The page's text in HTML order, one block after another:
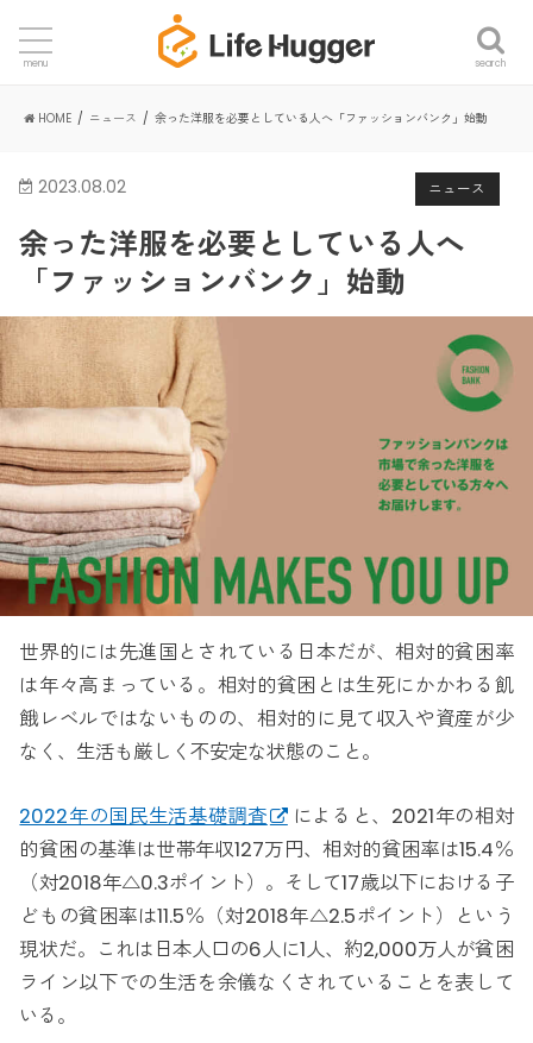
search
menu
HOME ニュース 余った洋服を必要としている人へ「ファッションバンク」始動
ニュース
2023.08.02
余った洋服を必要としている人へ
「ファッションバンク」始動
世界的には先進国とされている日本だが、相対的貧困率
は年々高まっている。相対的貧困とは生死にかかわる飢
餓レベルではないものの、相対的に見て収入や資産が少
なく、生活も厳しく不安定な状態のこと。
2022年の国民生活基礎調査
によると、2021年の相対
的貧困の基準は世帯年収127万円、相対的貧困率は15.4％
（対2018年△0.3ポイント）。そして17歳以下における子
どもの貧困率は11.5％（対2018年△2.5ポイント）という
現状だ。これは日本人口の6人に1人、約2,000万人が貧困
ライン以下での生活を余儀なくされていることを表して
いる。